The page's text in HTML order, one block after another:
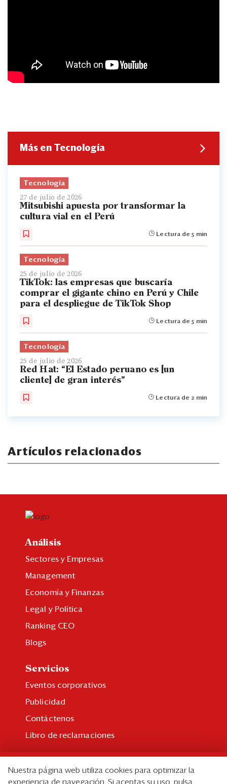
Más en Tecnología
Tecnología
27 de julio de 2026
Mitsubishi apuesta por transformar la
cultura vial en el Perú
Lectura de 5 min
Tecnología
25 de julio de 2026
TikTok: las empresas que buscaría
comprar el gigante chino en Perú y Chile
para el despliegue de TikTok Shop
Lectura de 5 min
Tecnología
25 de julio de 2026
Red Hat: “El Estado peruano es [un
cliente] de gran interés”
Lectura de 2 min
Artículos relacionados
Análisis
Sectores y Empresas
Management
Economía y Finanzas
Legal y Política
Ranking CEO
Blogs
Servicios
Eventos corporativos
Publicidad
Contáctenos
Libro de reclamaciones
Suscripción individual
Nuestra página web utiliza cookies para optimizar la
experiencia de navegación. Si aceptas su uso, pulsa